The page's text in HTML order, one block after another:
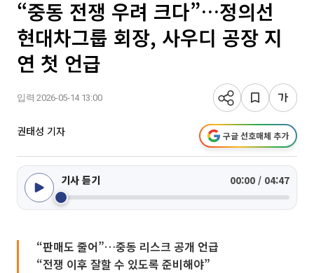
“중동 전쟁 우려 크다”…정의선
현대차그룹 회장, 사우디 공장 지
연 첫 언급
입력 2026-05-14 13:00
권태성 기자 구글 선호매체 추가
기사 듣기 00:00 / 04:47
“판매도 줄어”…중동 리스크 공개 언급
“전쟁 이후 잘할 수 있도록 준비해야”